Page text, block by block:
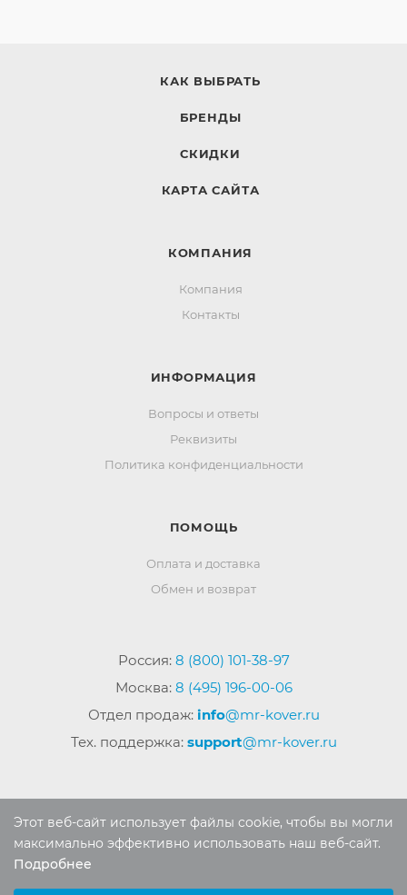
КАК ВЫБРАТЬ
БРЕНДЫ
СКИДКИ
КАРТА САЙТА
КОМПАНИЯ
Компания
Контакты
ИНФОРМАЦИЯ
Вопросы и ответы
Реквизиты
Политика конфиденциальности
ПОМОЩЬ
Оплата и доставка
Обмен и возврат
Россия: 8 (800) 101-38-97
Москва: 8 (495) 196-00-06
Отдел продаж: info@mr-kover.ru
Тех. поддержка: support@mr-kover.ru
2022-2026 © Интернет магазинMR-KOVER.RU
Авторские права защищены. Воспроизведение
материалов сайта без письменного разрешения
Этот веб-сайт использует файлы cookie, чтобы вы могли
максимально эффективно использовать наш веб-сайт.
Подробнее